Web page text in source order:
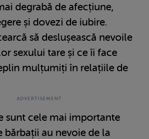
degrabă de afecțiune,
și dovezi de iubire.
să deslușească nevoile
sexului tare și ce îi face
mulțumiți în relațiile de
sunt cele mai importante
bărbații au nevoie de la